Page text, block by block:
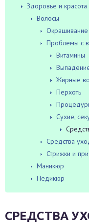
Здоровье и красота
Волосы
Окрашивание
Проблемы с
Витамины
Жирные
Перхоть
Сухие,
Средства
Стрижки и
Маникюр
Педикюр
СРЕДСТВА